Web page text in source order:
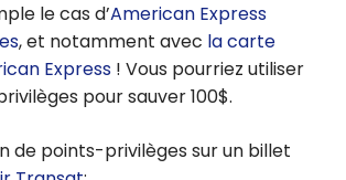
le cas d’American Express
, et notamment avec la carte
Express ! Vous pourriez utiliser
pour sauver 100$.
de points-privilèges sur un billet